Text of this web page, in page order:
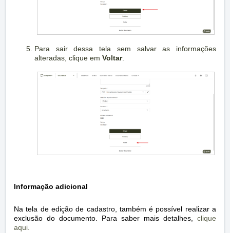
Para sair dessa tela sem salvar as informações
alteradas, clique em Voltar.
Informação adicional
Na tela de edição de cadastro, também é possível realizar a
exclusão do documento. Para saber mais detalhes, clique
aqui.